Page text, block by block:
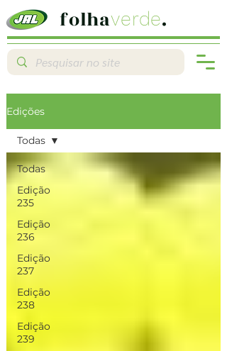
folhaverde.
Edições
Todas
Edição
235
Edição
236
Edição
237
Edição
238
Edição
239
Todas